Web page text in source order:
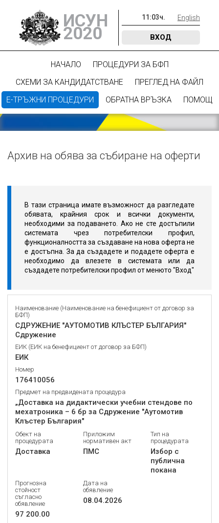
ИСУН
2020
11 :03ч. English
ВХОД
НАЧАЛО
ПРОЦЕДУРИ ЗА БФП
СХЕМИ ЗА КАНДИДАТСТВАНЕ
ПРЕГЛЕД НА ФАЙЛ
Е-ТРЪЖНИ ПРОЦЕДУРИ
ОБРАТНА ВРЪЗКА ПОМОЩ
Архив на обява за събиране на оферти
В тази страница имате възможност да разгледате
обявата, крайния срок и всички документи,
необходими за подаването. Ако не сте достъпили
системата чрез потребителски профил,
функционалността за създаване на нова оферта не
е достъпна. За да създадете и подадете оферта е
необходимо да влезете в системата или да
създадете потребителски профил от менюто "Вход"
Наименование (Наименование на бенефициент от договор за
БФП)
СДРУЖЕНИЕ "АУТОМОТИВ КЛЪСТЕР БЪЛГАРИЯ"
Сдружение
ЕИК (ЕИК на бенефициент от договор за БФП)
ЕИК
Номер
176410056
Предмет на предвидената процедура
„Доставка на дидактически учебни стендове по
мехатроника – 6 бр за Сдружение "Аутомотив
Клъстер България"
Обект на
процедурата
Доставка
Приложим
нормативен акт
ПМС
Тип на
процедурата
Избор с
публична
покана
Прогнозна
стойност
съгласно
обявление
97 200.00
Дата на
обявление
08.04.2026